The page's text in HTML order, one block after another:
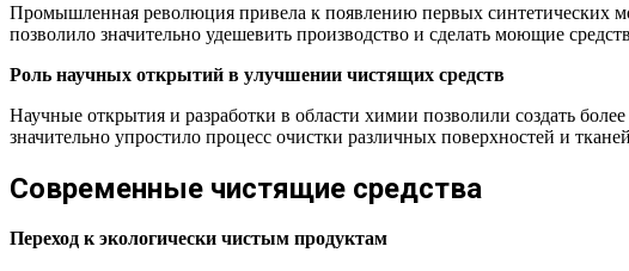
Промышленная революция привела к появлению первых синтетических
позволило значительно удешевить производство и сделать моющие
Роль научных открытий в улучшении чистящих средств
Научные открытия и разработки в области химии позволили создать
значительно упростило процесс очистки различных поверхностей и
Современные чистящие средства
Переход к экологически чистым продуктам